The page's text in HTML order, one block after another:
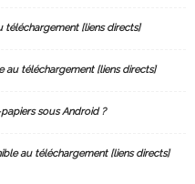
téléchargement [liens directs]
au téléchargement [liens directs]
sous Android ?
au téléchargement [liens directs]